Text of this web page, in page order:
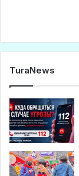
TuraNews